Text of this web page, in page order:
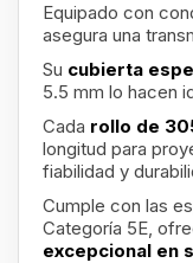
Equipado con
asegura una
Su cubierta
5.5 mm lo hacen
Cada rollo de
longitud para
fiabilidad y
Cumple con las
Categoría 5E,
excepcional en